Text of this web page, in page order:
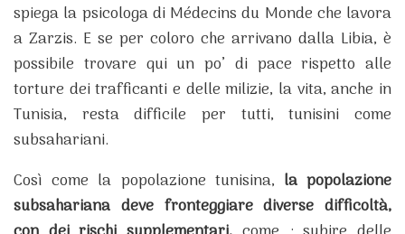
spiega la psicologa di Médecins du Monde che lavora
a Zarzis. E se per coloro che arrivano dalla Libia, è
possibile trovare qui un po’ di pace rispetto alle
torture dei trafficanti e delle milizie, la vita, anche in
Tunisia, resta difficile per tutti, tunisini come
subsahariani.
Così come la popolazione tunisina, la popolazione
subsahariana deve fronteggiare diverse difficoltà,